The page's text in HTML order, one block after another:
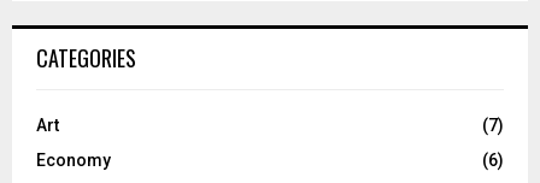
CATEGORIES
Art
(7)
Economy
(6)